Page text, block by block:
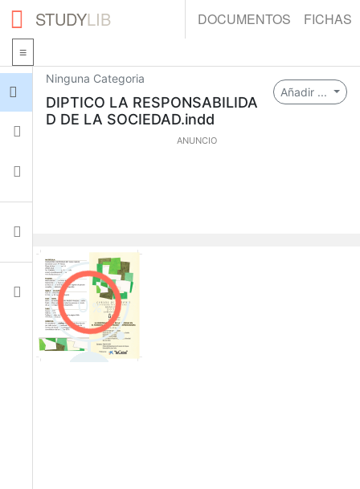
STUDYLIB DOCUMENTOS FICHAS
Ajustes
Añadir ...
Ninguna Categoria
DIPTICO LA RESPONSABILIDA
D DE LA SOCIEDAD.indd
ANUNCIO
0